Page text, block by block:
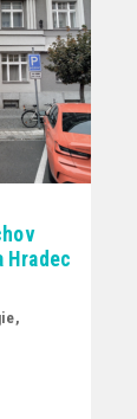
Hradec